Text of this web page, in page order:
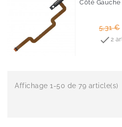
Côté
Prix
de
5,31 €
 2
Affichage 1-50 de 79 article(s)